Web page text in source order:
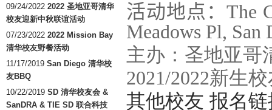
09/24/2022 2022 圣地亚哥清华
校友迎新中秋联谊活动
07/23/2022 2022 Mission Bay
清华校友野餐活动
11/17/2019 San Diego 清华校
友BBQ
10/22/2019 SD 清华校友会 &
SanDRA & TIE SD 联合科技
活动地点：The
Meadows Pl, San
主办：圣地亚哥
2021/2022新生
其他校友 报名